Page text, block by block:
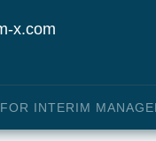
FOR INTERIM